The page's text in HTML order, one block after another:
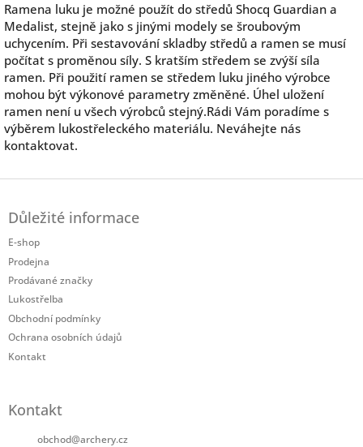
Ramena luku je možné použít do středů Shocq Guardian a
Medalist, stejně jako s jinými modely se šroubovým
uchycením. Při sestavování skladby středů a ramen se musí
počítat s proměnou síly. S kratším středem se zvýší síla
ramen. Při použití ramen se středem luku jiného výrobce
mohou být výkonové parametry změněné. Úhel uložení
ramen není u všech výrobců stejný.Rádi Vám poradíme s
výběrem lukostřeleckého materiálu. Neváhejte nás
kontaktovat.
Důležité informace
E-shop
Prodejna
Prodávané značky
Lukostřelba
Obchodní podmínky
Ochrana osobních údajů
Kontakt
Kontakt
obchod@archery.cz